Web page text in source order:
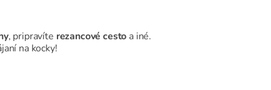
, pripravíte rezancové cesto a iné.
na kocky!